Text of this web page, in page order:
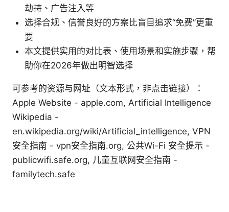
劫持、广告注入等
选择合规、信誉良好的方案比盲目追求“免费”更重
要
本文提供实用的对比表、使用场景和实施步骤，帮
助你在2026年做出明智选择
可参考的资源与网址（文本形式，非点击链接）：
Apple Website - apple.com, Artificial Intelligence
Wikipedia -
en.wikipedia.org/wiki/Artificial_intelligence, VPN
安全指南 - vpn安全指南.org, 公共Wi-Fi 安全提示 -
publicwifi.safe.org, 儿童互联网安全指南 -
familytech.safe